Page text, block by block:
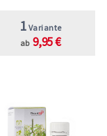
1 Variante
ab 9,95 €